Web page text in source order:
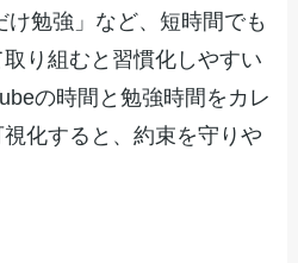
け勉強」など、短時間でも
り組むと習慣化しやすい
の時間と勉強時間をカレ
化すると、約束を守りや